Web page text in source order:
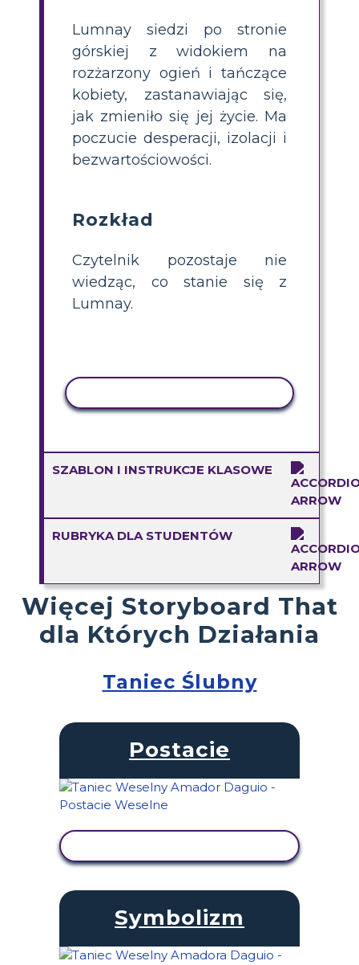
Lumnay siedzi po stronie
górskiej z widokiem na
rozżarzony ogień i tańczące
kobiety, zastanawiając się,
jak zmieniło się jej życie. Ma
poczucie desperacji, izolacji i
bezwartościowości.
Rozkład
Czytelnik pozostaje nie
wiedząc, co stanie się z
Lumnay.
SZABLON I INSTRUKCJE KLASOWE
RUBRYKA DLA STUDENTÓW
Więcej Storyboard That
dla Których Działania
Taniec Ślubny
Postacie
Symbolizm